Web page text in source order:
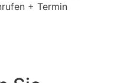
+ Termin